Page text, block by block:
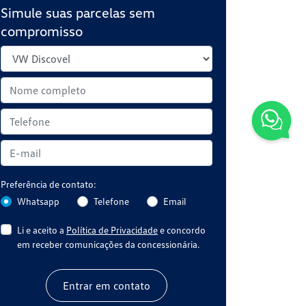
Simule suas parcelas sem
compromisso
Preferência de contato:
Whatsapp
Telefone Email
Li e aceito a Política de Privacidadee concordo
em receber comunicações da concessionária.
Entrar em contato